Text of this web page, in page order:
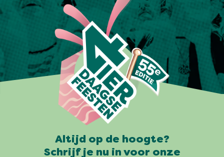
Altijd op de hoogte?
Schrijf je nu in voor onze